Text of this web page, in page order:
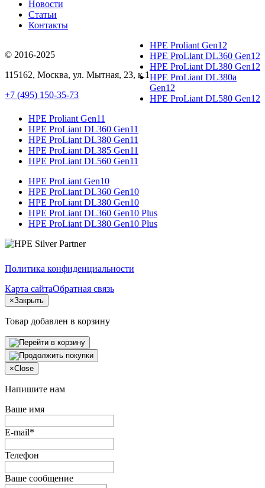
Новости
Статьи
Контакты
© 2016-2025
115162, Москва, ул. Мытная, 23, к.1
+7 (495) 150-35-73
HPE Proliant Gen12
HPE ProLiant DL360 Gen12
HPE ProLiant DL380 Gen12
HPE ProLiant DL380a
Gen12
HPE ProLiant DL580 Gen12
HPE Proliant Gen11
HPE ProLiant DL360 Gen11
HPE ProLiant DL380 Gen11
HPE ProLiant DL385 Gen11
HPE ProLiant DL560 Gen11
HPE ProLiant Gen10
HPE ProLiant DL360 Gen10
HPE ProLiant DL380 Gen10
HPE ProLiant DL360 Gen10 Plus
HPE ProLiant DL380 Gen10 Plus
Политика конфиденциальности
Карта сайтаОбратная связь
×Закрыть
Товар добавлен в корзину
×Close
Напишите нам
Ваше имя
E-mail*
Телефон
Ваше сообщение